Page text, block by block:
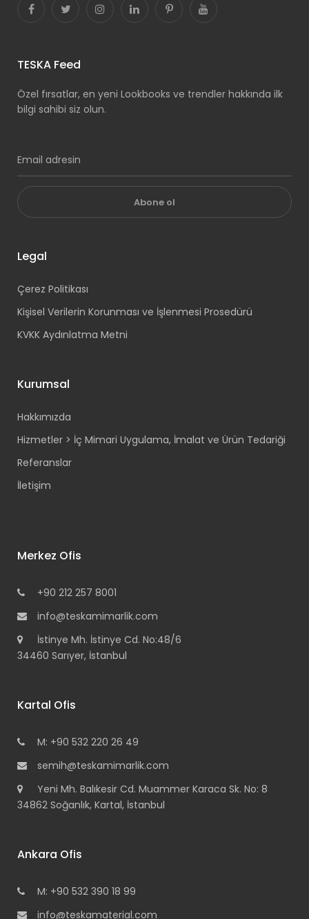
TESKA Feed
Özel fırsatlar, en yeni Lookbooks ve trendler hakkında ilk
bilgi sahibi siz olun.
Abone ol
Legal
Çerez Politikası
Kişisel Verilerin Korunması ve İşlenmesi Prosedürü
KVKK Aydınlatma Metni
Kurumsal
Hakkımızda
Hizmetler > İç Mimari Uygulama, İmalat ve Ürün Tedariği
Referanslar
İletişim
Merkez Ofis
+90 212 257 8001
info@teskamimarlik.com
İstinye Mh. İstinye Cd. No:48/6
34460 Sarıyer, İstanbul
Kartal Ofis
M: +90 532 220 26 49
semih@teskamimarlik.com
Yeni Mh. Balıkesir Cd. Muammer Karaca Sk. No: 8
34862 Soğanlık, Kartal, İstanbul
Ankara Ofis
M: +90 532 390 18 99
info@teskamaterial.com